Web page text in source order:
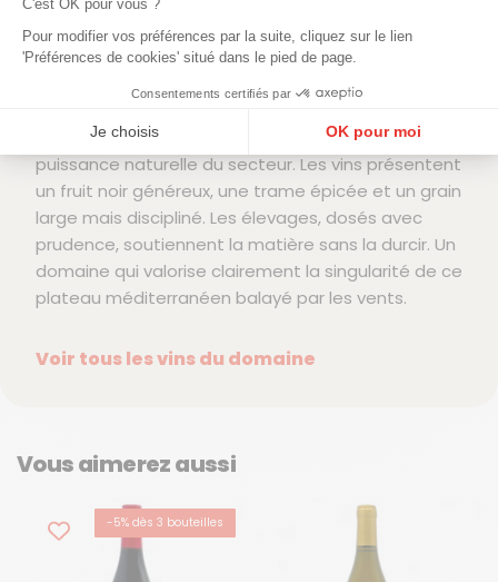
C'est OK pour vous ?
Pour modifier vos préférences par la suite, cliquez sur le lien
'Préférences de cookies' situé dans le pied de page.
Consentements certifiés par
Je choisis OK pour moi
Axeptio consent
Plateforme de Gestion du Consentement : Personnalisez vos Options
Notre plateforme vous permet d'adapter et de gérer vos paramètres de confidentialité, en
Sur les sols calcaires de La Clape, Château
Bouisset travaille Syrah et Mourvèdre avec
l’objectif d’obtenir des rouges amples mais
bienvenue qui resserre les jus et allège la
puissance naturelle du secteur. Les vins présentent
un fruit noir généreux, une trame épicée et un grain
large mais discipliné. Les élevages, dosés avec
prudence, soutiennent la matière sans la durcir. Un
domaine qui valorise clairement la singularité de ce
plateau méditerranéen balayé par les vents.
Voir tous les vins du domaine
Vous aimerez aussi
-5% dès 3 bouteilles